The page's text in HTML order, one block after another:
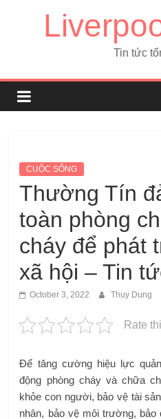
Tin tức
CUỘC SỐNG
Thường Tín
toàn phòng
cháy để phát
xã hội – Tin
October 3, 2022 Thuy Dung
Rate
Để tăng cường hiệu lực
động phòng cháy và chữa
khỏe con người, bảo vệ tài
nhân, bảo vệ môi trường,